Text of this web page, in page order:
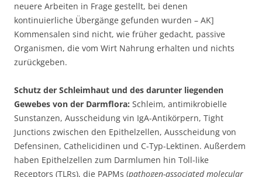
neuere Arbeiten in Frage gestellt, bei denen
kontinuierliche Übergänge gefunden wurden – AK]
Kommensalen sind nicht, wie früher gedacht, passive
Organismen, die vom Wirt Nahrung erhalten und nichts
zurückgeben.
Schutz der Schleimhaut und des darunter liegenden
Gewebes von der Darmflora: Schleim, antimikrobielle
Sunstanzen, Ausscheidung vin IgA-Antikörpern, Tight
Junctions zwischen den Epithelzellen, Ausscheidung von
Defensinen, Cathelicidinen und C-Typ-Lektinen. Außerdem
haben Epithelzellen zum Darmlumen hin Toll-like
Receptors (TLRs), die PAPMs (pathogen-associated molecular